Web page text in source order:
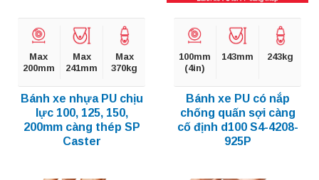
Max
200mm
Max
241mm
Max
370kg
Bánh xe nhựa PU chịu
lực 100, 125, 150,
200mm càng thép SP
Caster
100mm
(4in)
143mm 243kg
Bánh xe PU có nắp
chống quấn sợi càng
cố định d100 S4-4208-
925P